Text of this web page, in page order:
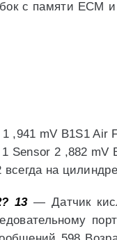
с памяти ECM
,941 mV B1S1
Sensor 2 ,882 mV
на
13— Датчик